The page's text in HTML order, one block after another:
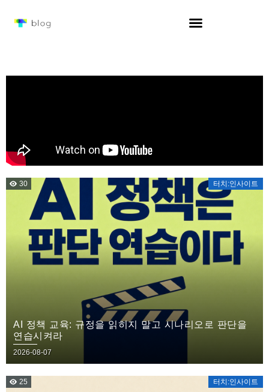
30 터치:인사이트
AI 정책 교육: 규정을 읽히지 말고 시나리오로 판단을
연습시켜라
2026-08-07
25 터치:인사이트